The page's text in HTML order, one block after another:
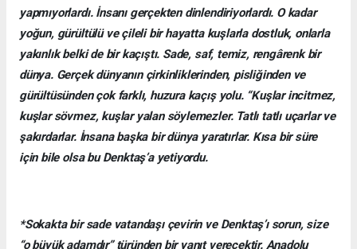
yapmıyorlardı. İnsanı gerçekten dinlendiriyorlardı. O kadar
yoğun, gürültülü ve çileli bir hayatta kuşlarla dostluk, onlarla
yakınlık belki de bir kaçıştı. Sade, saf, temiz, rengârenk bir
dünya. Gerçek dünyanın çirkinliklerinden, pisliğinden ve
gürültüsünden çok farklı, huzura kaçış yolu. “Kuşlar incitmez,
kuşlar sövmez, kuşlar yalan söylemezler. Tatlı tatlı uçarlar ve
şakırdarlar. İnsana başka bir dünya yaratırlar. Kısa bir süre
için bile olsa bu Denktaş’a yetiyordu.
*Sokakta bir sade vatandaşı çevirin ve Denktaş’ı sorun, size
“o büyük adamdır” türünden bir yanıt verecektir. Anadolu